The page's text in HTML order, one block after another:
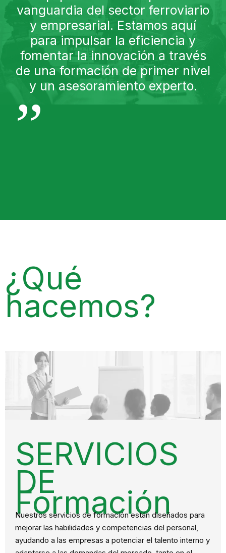
vanguardia del sector ferroviario
y empresarial. Estamos aquí
para impulsar la eficiencia y
fomentar la innovación a través
de una formación de primer nivel
y un asesoramiento experto.
”
¿Qué
hacemos?
SERVICIOS
DE
Formación
Nuestros servicios de formación están diseñados para
mejorar las habilidades y competencias del personal,
ayudando a las empresas a potenciar el talento interno y